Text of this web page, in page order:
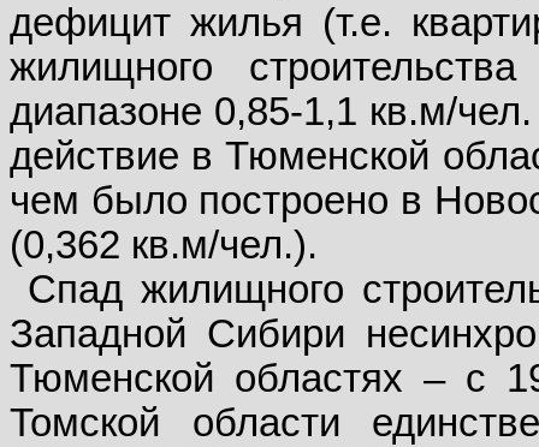
дефицит жилья (т.е.
жилищного
диапазоне 0,85-1,1 кв.м/
действие в Тюменской
чем было построено в
(0,362 кв.м/чел.).
Спад жилищного
Западной Сибири
Тюменской областях – с
Томской области